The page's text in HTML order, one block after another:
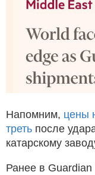
Напомним, цены
треть после
катарскому
Ранее в Guardian